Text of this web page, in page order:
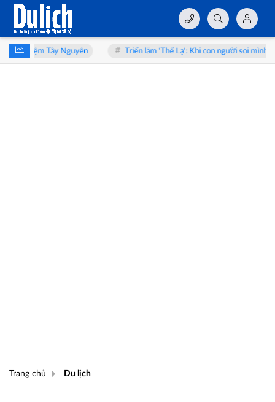
Triển lãm 'Thể Lạ': Khi con người soi mình trong tấm gương AI
Trang chủ Du lịch